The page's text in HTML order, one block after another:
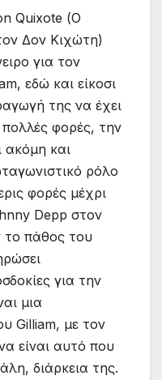
Quixote (Ο
Δον Κιχώτη)
για τον
εδώ και είκοσι
της να έχει
πολλές φορές, την
ακόμη και
ρόλο
φορές μέχρι
Depp στον
το πάθος του
για την
μια
Gilliam, με τον
είναι αυτό που
διάρκεια της.